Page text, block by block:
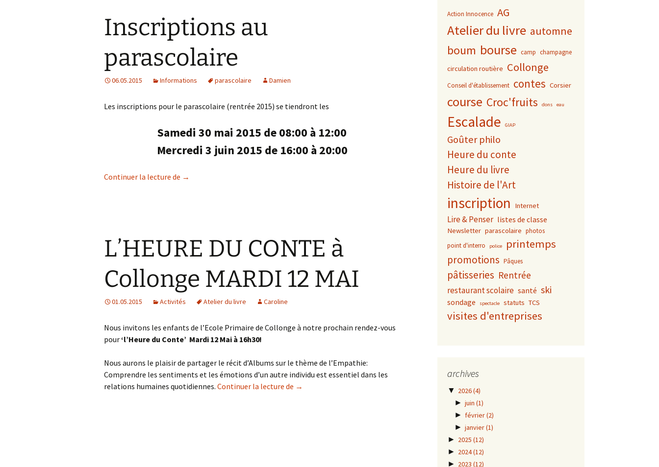
Inscriptions au
parascolaire
06.05.2015 Informations parascolaire Damien
Les inscriptions pour le parascolaire (rentrée 2015) se tiendront les
Samedi 30 mai 2015 de 08:00 à 12:00
Mercredi 3 juin 2015 de 16:00 à 20:00
Continuer la lecture de Inscriptions au parascolaire
→
L’HEURE DU CONTE à
Collonge MARDI 12 MAI
01.05.2015 Activités Atelier du livre Caroline
Nous invitons les enfants de l’Ecole Primaire de Collonge à notre prochain rendez-vous
pour‘l’Heure du Conte’ Mardi 12 Mai à 16h30!
Nous aurons le plaisir de partager le récit d’Albums sur le thème de l’Empathie:
Comprendre les sentiments et les émotions d’un autre individu est essentiel dans les
relations humaines quotidiennes. Continuer la lecture de L’HEURE DU CONTE à Collonge MARDI 12 MAI
→
Action Innocence AG
Atelier du livre automne
boum bourse camp champagne
circulation routière Collonge
Conseil d'établissement contes Corsier
course Croc'fruits dons eau
Escalade GIAP
Goûter philo
Heure du conte
Heure du livre
Histoire de l'Art
inscription Internet
Lire & Penser listes de classe
Newsletter parascolaire photos
point d'interro
police printemps
promotions Pâques
pâtisseries Rentrée
restaurant scolaire santé ski
sondage spectacle statuts TCS
visites d'entreprises
archives
▼ 2026(4)
► juin (1)
► février(2)
► janvier(1)
► 2025 (12)
► 2024(12)
► 2023 (12)